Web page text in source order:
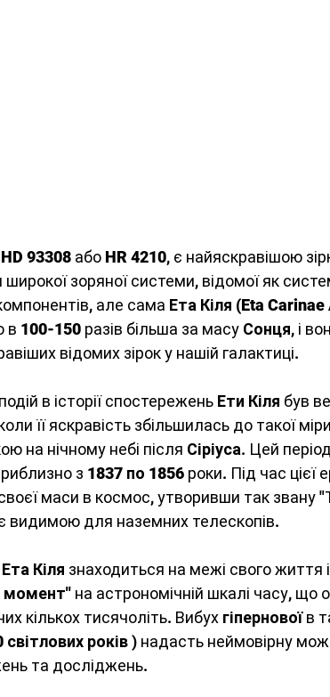
HD 93308 або HR 4210, є найяскравішою
зоряної системи, відомої як
але сама Ета Кіля (Eta Carinae
в 100-150 разів більша за масу Сонця, і
відомих зірок у нашій галактиці.
в історії спостережень Ети Кіля був
її яскравість збільшилась до такої
на нічному небі після Сіріуса. Цей
з 1837 по 1856 роки. Під час цієї
маси в космос, утворивши так звану
видимою для наземних телескопів.
Ета Кіля знаходиться на межі свого життя
момент" на астрономічній шкалі часу, що
кількох тисячоліть. Вибух гіпернової в
світлових років ) надасть неймовірну
та досліджень.